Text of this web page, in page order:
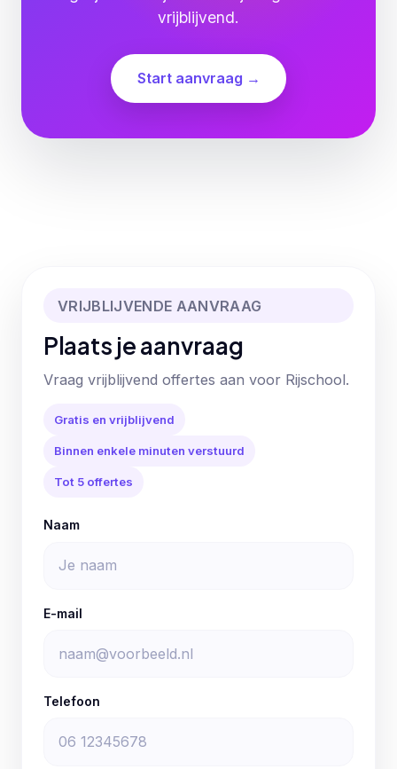
vrijblijvend.
Start aanvraag →
VRIJBLIJVENDE AANVRAAG
Plaats je aanvraag
Vraag vrijblijvend offertes aan voor Rijschool.
Gratis en vrijblijvend
Binnen enkele minuten verstuurd
Tot 5 offertes
Naam
E-mail
Telefoon